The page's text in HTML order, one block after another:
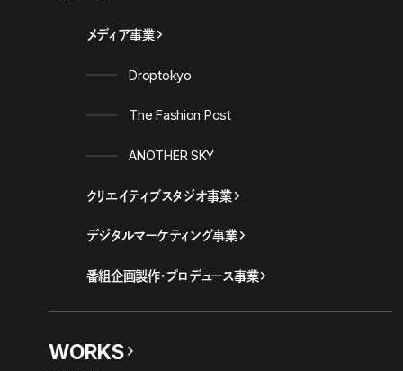
メディア事業
Droptokyo
The Fashion Post
ANOTHER SKY
クリエイティブスタジオ事業
デジタルマーケティング事業
番組企画製作・プロデュース事業
WORKS